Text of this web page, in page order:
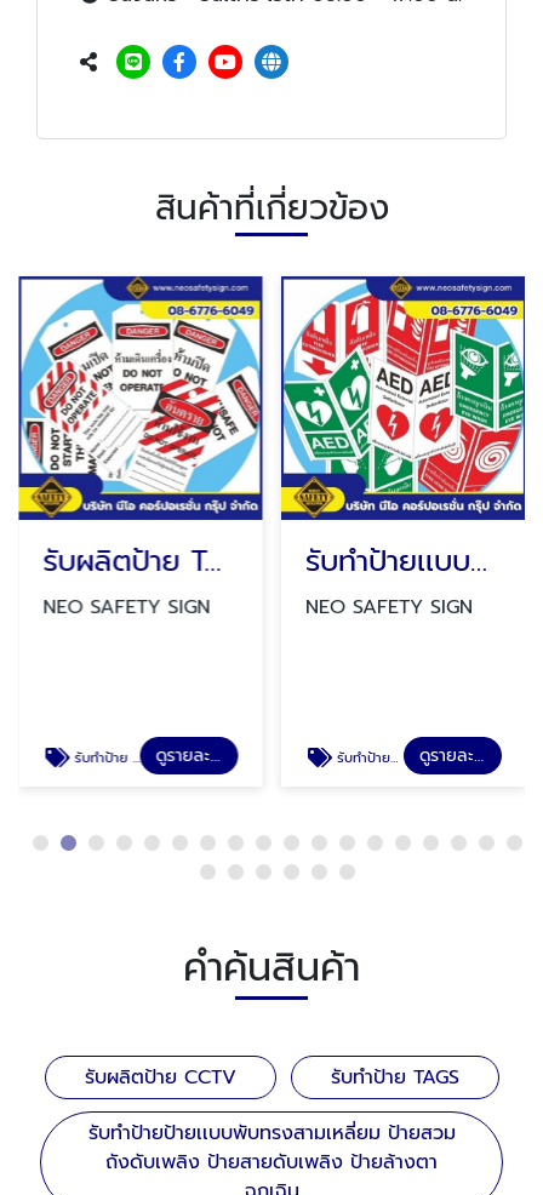
สินค้าที่เกี่ยวข้อง
รับผลิตป้าย TAGS
NEO SAFETY SIGN
รับทำป้าย TAGS ดูรายละเอียด
รับทำป้ายเเบบพับทรงสามเหลี่ยม
NEO SAFETY SIGN
รับทำป้ายป้ายเเบบพับทรงสามเหลี่ยม ป้ายสวมถังดับเพลิง ป้ายสายดับเพลิง ป้ายล้างตาฉุกเฉิน ดูรายละเอียด
คำค้นสินค้า
รับผลิตป้าย CCTV
รับทำป้าย TAGS
รับทำป้ายป้ายเเบบพับทรงสามเหลี่ยม ป้ายสวม
ถังดับเพลิง ป้ายสายดับเพลิง ป้ายล้างตา